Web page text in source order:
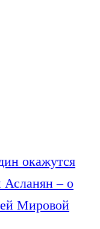
окажутся
Асланян – о
Мировой